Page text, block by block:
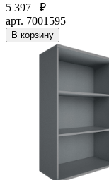
5 397
₽
арт. 7001595
В корзину